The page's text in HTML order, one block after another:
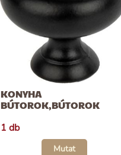
KONYHA
BÚTOROK,BÚTOROK
1 db
Mutat